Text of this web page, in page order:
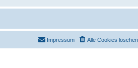
Alle Cookies löschen
Impressum